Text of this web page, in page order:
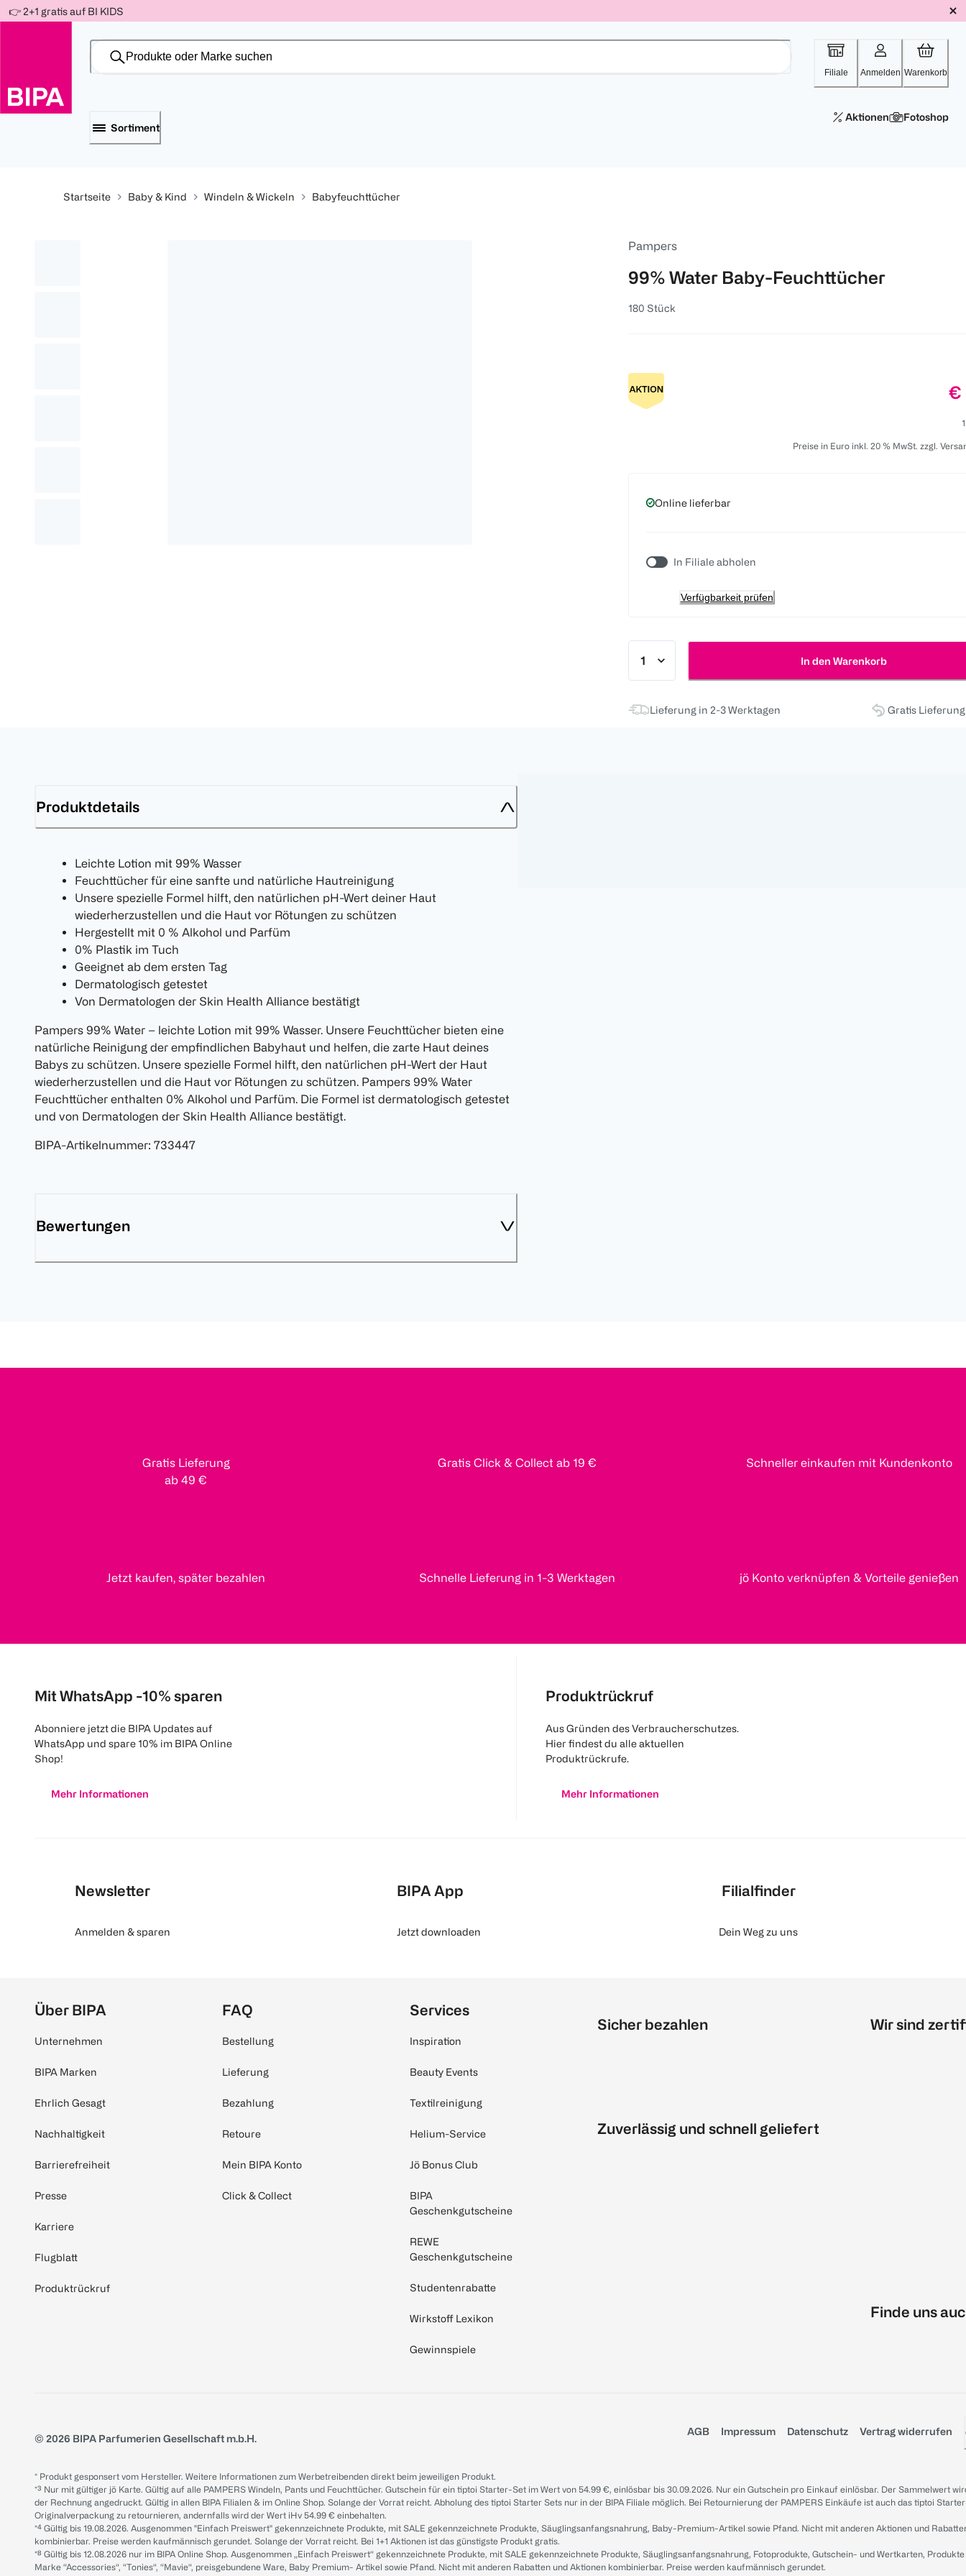
-10%
Für
150 Ös
-15%
Für
300 Ös
-20%
Für
500 Ös
Weiter
zum
👉 2+1 gratis auf BI KIDS
Filiale Anmelden Warenkorb
Sortiment
Aktionen Fotoshop
Startseite Baby & Kind Windeln & Wickeln Babyfeuchttücher
Pampers
99% Water Baby-Feuchttücher
180 Stück
€
Preise in Euro inkl. 20 % MwSt. zzgl.
Online lieferbar
In Filiale abholen
Verfügbarkeit prüfen
In den Warenkorb
Lieferung in 2-3 Werktagen Gratis
Produktdetails
Leichte Lotion mit 99% Wasser
Feuchttücher für eine sanfte und natürliche Hautreinigung
Unsere spezielle Formel hilft, den natürlichen pH-Wert deiner Haut
wiederherzustellen und die Haut vor Rötungen zu schützen
Hergestellt mit 0 % Alkohol und Parfüm
0% Plastik im Tuch
Geeignet ab dem ersten Tag
Dermatologisch getestet
Von Dermatologen der Skin Health Alliance bestätigt
Pampers 99% Water – leichte Lotion mit 99% Wasser. Unsere Feuchttücher bieten eine
natürliche Reinigung der empfindlichen Babyhaut und helfen, die zarte Haut deines
Babys zu schützen. Unsere spezielle Formel hilft, den natürlichen pH-Wert der Haut
wiederherzustellen und die Haut vor Rötungen zu schützen. Pampers 99% Water
Feuchttücher enthalten 0% Alkohol und Parfüm. Die Formel ist dermatologisch getestet
und von Dermatologen der Skin Health Alliance bestätigt.
BIPA-Artikelnummer: 733447
Bewertungen
Gratis Lieferung
ab 49 €
Gratis Click & Collect ab 19 € Schneller einkaufen mit Kundenkonto
Jetzt kaufen, später bezahlen Schnelle Lieferung in 1-3 Werktagen jö Konto verknüpfen & Vorteile genießen
Mit WhatsApp -10% sparen
Abonniere jetzt die BIPA Updates auf
WhatsApp und spare 10% im BIPA Online
Shop!
Mehr Informationen
Produktrückruf
Aus Gründen des Verbraucherschutzes.
Hier findest du alle aktuellen
Produktrückrufe.
Mehr Informationen
Newsletter
Anmelden & sparen
BIPA App
Jetzt downloaden
Filialfinder
Dein Weg zu uns
Über BIPA
Unternehmen
BIPA Marken
Ehrlich Gesagt
Nachhaltigkeit
Barrierefreiheit
Presse
Karriere
Flugblatt
Produktrückruf
FAQ
Bestellung
Lieferung
Bezahlung
Retoure
Mein BIPA Konto
Click & Collect
Services
Inspiration
Beauty Events
Textilreinigung
Helium-Service
Jö Bonus Club
BIPA
Geschenkgutscheine
REWE
Geschenkgutscheine
Studentenrabatte
Wirkstoff Lexikon
Gewinnspiele
Sicher bezahlen
Zuverlässig und schnell geliefert
Wir sind
Finde uns
© 2026 BIPA Parfumerien Gesellschaft m.b.H.
AGB Impressum Datenschutz Vertrag widerrufen
* Produkt gesponsert vom Hersteller. Weitere Informationen zum Werbetreibenden direkt beim jeweiligen Produkt.
*³ Nur mit gültiger jö Karte. Gültig auf alle PAMPERS Windeln, Pants und Feuchttücher. Gutschein für ein tiptoi Starter-Set im Wert von 54.99 €, einlösbar bis 30.09.2026. Nur ein Gutschein pro Einkauf einlösbar. Der Sammelwert
der Rechnung angedruckt. Gültig in allen BIPA Filialen & im Online Shop. Solange der Vorrat reicht. Abholung des tiptoi Starter Sets nur in der BIPA Filiale möglich. Bei Retournierung der PAMPERS Einkäufe ist auch das tiptoi
Originalverpackung zu retournieren, andernfalls wird der Wert iHv 54.99 € einbehalten.
*⁴ Gültig bis 19.08.2026. Ausgenommen "Einfach Preiswert" gekennzeichnete Produkte, mit SALE gekennzeichnete Produkte, Säuglingsanfangsnahrung, Baby-Premium-Artikel sowie Pfand. Nicht mit anderen Aktionen und
kombinierbar. Preise werden kaufmännisch gerundet. Solange der Vorrat reicht. Bei 1+1 Aktionen ist das günstigste Produkt gratis.
*⁸ Gültig bis 12.08.2026 nur im BIPA Online Shop. Ausgenommen „Einfach Preiswert“ gekennzeichnete Produkte, mit SALE gekennzeichnete Produkte, Säuglingsanfangsnahrung, Fotoprodukte, Gutschein- und Wertkarten,
Marke “Accessories“, “Tonies“, “Mavie“, preisgebundene Ware, Baby Premium- Artikel sowie Pfand. Nicht mit anderen Rabatten und Aktionen kombinierbar. Preise werden kaufmännisch gerundet.